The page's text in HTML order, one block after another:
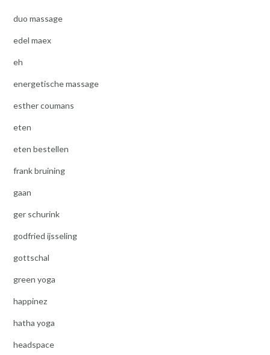
duo massage
edel maex
eh
energetische massage
esther coumans
eten
eten bestellen
frank bruining
gaan
ger schurink
godfried ijsseling
gottschal
green yoga
happinez
hatha yoga
headspace